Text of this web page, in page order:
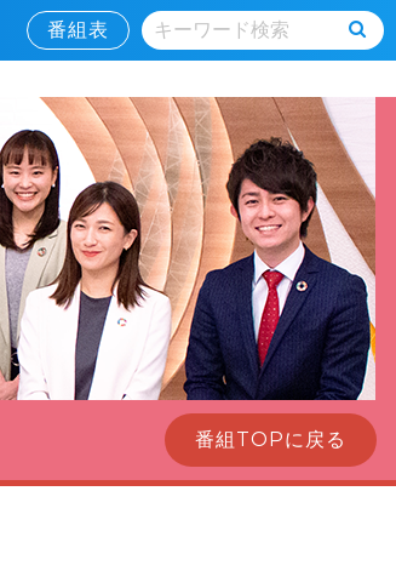
番組表
番組TOPに戻る